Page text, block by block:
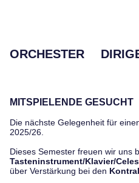
ORCHESTER
MITSPIELENDE GESUCHT
Die nächste Gelegenheit für
2025/26.
Dieses Semester freuen wir uns
Tasteninstrument/Klavier/
über Verstärkung bei den